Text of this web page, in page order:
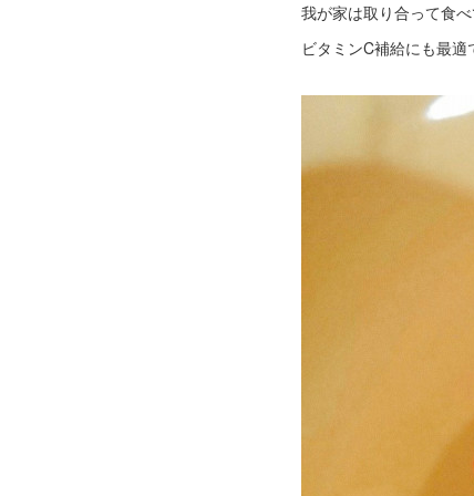
我が家は取り合って食
ビタミンC補給にも最適